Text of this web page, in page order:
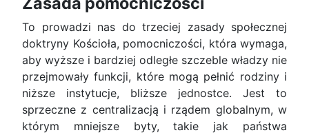
To prowadzi nas do trzeciej zasady społecznej
doktryny Kościoła, pomocniczości, która wymaga,
aby wyższe i bardziej odległe szczeble władzy nie
przejmowały funkcji, które mogą pełnić rodziny i
niższe instytucje, bliższe jednostce. Jest to
sprzeczne z centralizacją i rządem globalnym, w
którym mniejsze byty, takie jak państwa